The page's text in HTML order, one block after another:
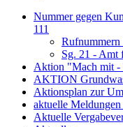
Nummer gegen
111
Sg. 21 - Amt
Aktion "Mach mit -
AKTION
Aktionsplan zur
aktuelle Meldungen
Aktuelle